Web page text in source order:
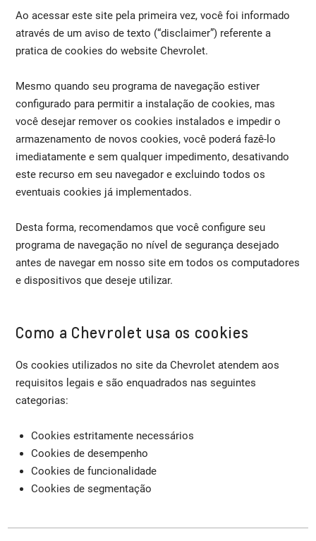
Ao acessar este site pela primeira vez, você foi informado
através de um aviso de texto (“disclaimer”) referente a
pratica de cookies do website Chevrolet.
Mesmo quando seu programa de navegação estiver
configurado para permitir a instalação de cookies, mas
você desejar remover os cookies instalados e impedir o
armazenamento de novos cookies, você poderá fazê-lo
imediatamente e sem qualquer impedimento, desativando
este recurso em seu navegador e excluindo todos os
eventuais cookies já implementados.
Desta forma, recomendamos que você configure seu
programa de navegação no nível de segurança desejado
antes de navegar em nosso site em todos os computadores
e dispositivos que deseje utilizar.
Como a Chevrolet usa os cookies
Os cookies utilizados no site da Chevrolet atendem aos
requisitos legais e são enquadrados nas seguintes
categorias:
Cookies estritamente necessários
Cookies de desempenho
Cookies de funcionalidade
Cookies de segmentação